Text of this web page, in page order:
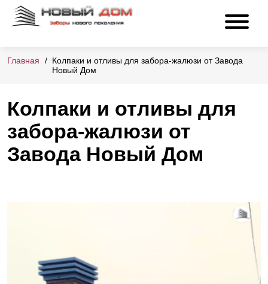
Главная
Колпаки и отливы для забора-жалюзи от Завода
Новый Дом
Колпаки и отливы для
забора-жалюзи от
Завода Новый Дом